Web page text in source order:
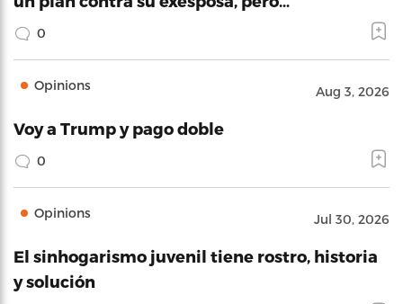
0
Opinions Aug 3, 2026
Voy a Trump y pago doble
0
Opinions Jul 30, 2026
El sinhogarismo juvenil tiene rostro, historia
y solución